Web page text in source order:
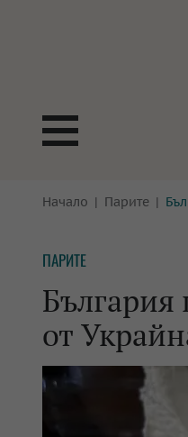
БОРСИ
КРИПТО
БАНКИ
ПАРИТЕ
ЗАСТРАХОВАНЕ
ЕНЕРГЕТИКА
Начало Парите
ПАРИТЕ
България
от